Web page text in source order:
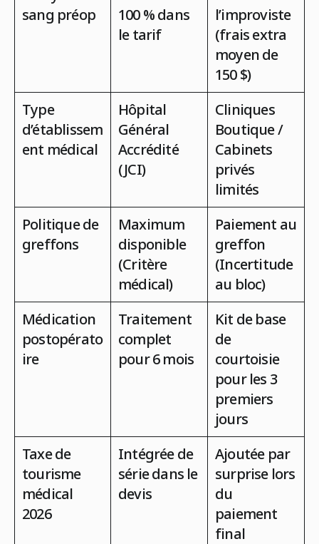
sang préop
100 % dans
le tarif
l’improviste
(frais extra
moyen de
150 $)
Type
d’établissem
ent médical
Hôpital
Général
Accrédité
(JCI)
Cliniques
Boutique /
Cabinets
privés
limités
Politique de
greffons
Maximum
disponible
(Critère
médical)
Paiement au
greffon
(Incertitude
au bloc)
Médication
postopérato
ire
Traitement
complet
pour 6 mois
Kit de base
de
courtoisie
pour les 3
premiers
jours
Taxe de
tourisme
médical
2026
Intégrée de
série dans le
devis
Ajoutée par
surprise lors
du
paiement
final